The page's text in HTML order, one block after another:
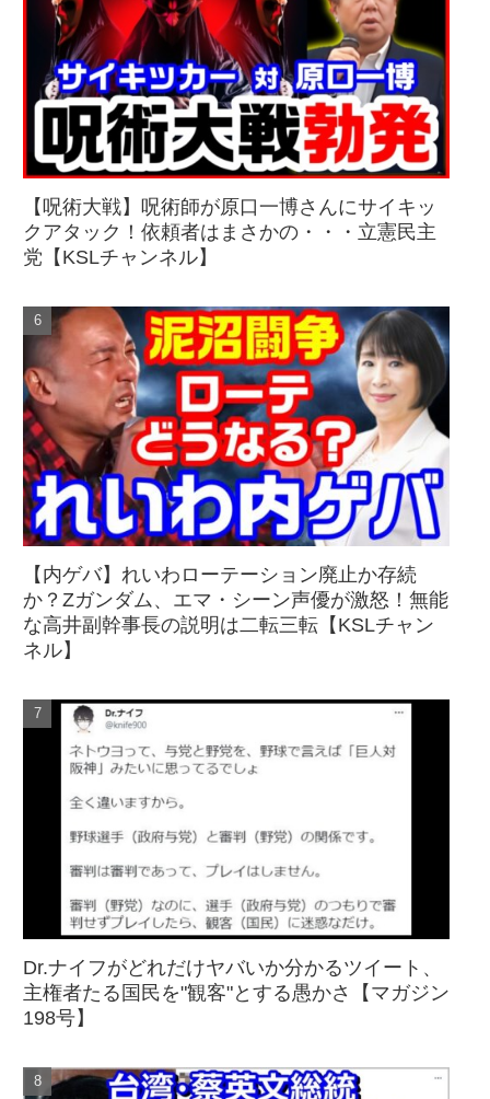
【呪術大戦】呪術師が原口一博さんにサイキッ
クアタック！依頼者はまさかの・・・立憲民主
党【KSLチャンネル】
【内ゲバ】れいわローテーション廃止か存続
か？Zガンダム、エマ・シーン声優が激怒！無能
な高井副幹事長の説明は二転三転【KSLチャン
ネル】
Dr.ナイフがどれだけヤバいか分かるツイート、
主権者たる国民を"観客"とする愚かさ【マガジン
198号】